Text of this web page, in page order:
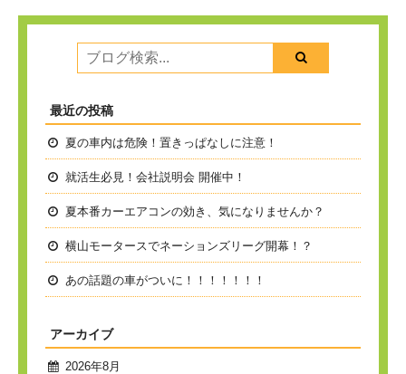
最近の投稿
夏の車内は危険！置きっぱなしに注意！
就活生必見！会社説明会 開催中！
夏本番カーエアコンの効き、気になりませんか？
横山モータースでネーションズリーグ開幕！？
あの話題の車がついに！！！！！！！
アーカイブ
2026年8月